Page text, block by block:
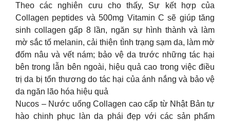
Theo các nghiên cưu cho thấy, Sự kết hợp của
Collagen peptides và 500mg Vitamin C sẽ giúp tăng
sinh collagen gấp 8 lần, ngăn sự hình thành và làm
mờ sắc tố melanin, cải thiện tình trạng sạm da, làm mờ
đốm nâu và vết nám; bảo vệ da trước những tác hại
bên trong lẫn bên ngoài, hiệu quả cao trong việc điều
trị da bị tổn thương do tác hại của ánh nắng và bảo vệ
da ngăn lão hóa hiệu quả
Nucos – Nước uống Collagen cao cấp từ Nhật Bản tự
hào chinh phục làn da phái đẹp với các sản phẩm